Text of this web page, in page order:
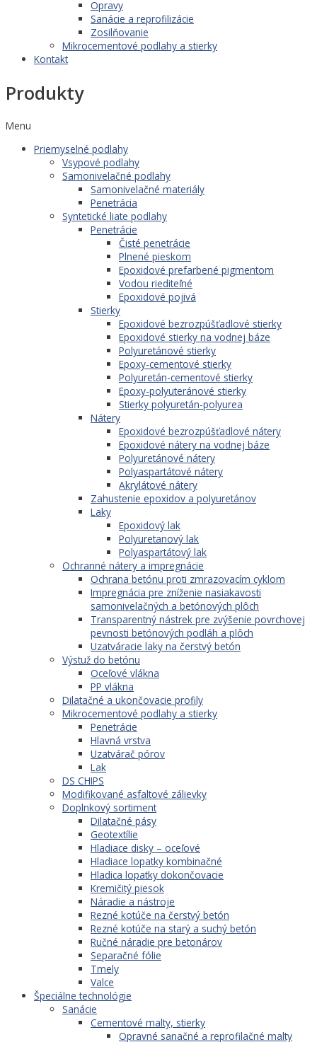
Opravy
Sanácie a reprofilizácie
Zosilňovanie
Mikrocementové podlahy a stierky
Kontakt
Produkty
Menu
Priemyselné podlahy
Vsypové podlahy
Samonivelačné podlahy
Samonivelačné materiály
Penetrácia
Syntetické liate podlahy
Penetrácie
Čisté penetrácie
Plnené pieskom
Epoxidové prefarbené pigmentom
Vodou riediteľné
Epoxidové pojivá
Stierky
Epoxidové bezrozpúšťadlové stierky
Epoxidové stierky na vodnej báze
Polyuretánové stierky
Epoxy-cementové stierky
Polyuretán-cementové stierky
Epoxy-polyuteránové stierky
Stierky polyuretán-polyurea
Nátery
Epoxidové bezrozpúšťadlové nátery
Epoxidové nátery na vodnej báze
Polyuretánové nátery
Polyaspartátové nátery
Akrylátové nátery
Zahustenie epoxidov a polyuretánov
Laky
Epoxidový lak
Polyuretanový lak
Polyaspartátový lak
Ochranné nátery a impregnácie
Ochrana betónu proti zmrazovacím cyklom
Impregnácia pre zníženie nasiakavosti
samonivelačných a betónových plôch
Transparentný nástrek pre zvýšenie povrchovej
pevnosti betónových podláh a plôch
Uzatváracie laky na čerstvý betón
Výstuž do betónu
Oceľové vlákna
PP vlákna
Dilatačné a ukončovacie profily
Mikrocementové podlahy a stierky
Penetrácie
Hlavná vrstva
Uzatvárač pórov
Lak
DS CHIPS
Modifikované asfaltové zálievky
Doplnkový sortiment
Dilatačné pásy
Geotextílie
Hladiace disky – oceľové
Hladiace lopatky kombinačné
Hladica lopatky dokončovacie
Kremičitý piesok
Náradie a nástroje
Rezné kotúče na čerstvý betón
Rezné kotúče na starý a suchý betón
Ručné náradie pre betonárov
Separačné fólie
Tmely
Valce
Špeciálne technológie
Sanácie
Cementové malty, stierky
Opravné sanačné a reprofilačné malty